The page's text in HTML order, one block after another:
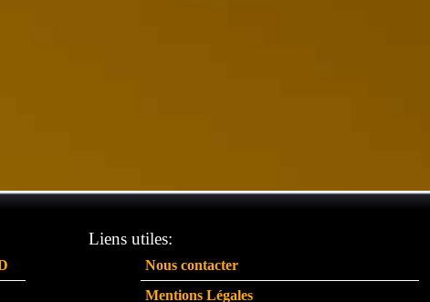
Liens utiles:
Nous contacter
Mentions Légales